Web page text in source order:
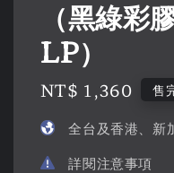
（黑綠彩
LP）
Regular
NT$ 1,360 售
全台及香港、新
詳閱注意事項